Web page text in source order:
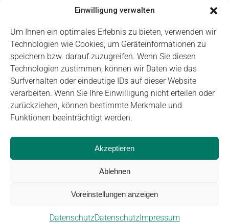
Einwilligung verwalten
Um Ihnen ein optimales Erlebnis zu bieten, verwenden wir
Technologien wie Cookies, um Geräteinformationen zu
speichern bzw. darauf zuzugreifen. Wenn Sie diesen
Technologien zustimmen, können wir Daten wie das
Surfverhalten oder eindeutige IDs auf dieser Website
verarbeiten. Wenn Sie Ihre Einwilligung nicht erteilen oder
zurückziehen, können bestimmte Merkmale und
Funktionen beeinträchtigt werden.
Akzeptieren
Ablehnen
Voreinstellungen anzeigen
DatenschutzDatenschutzImpressum
1 2 3
Impressum Datenschutz Login
© Carus Management GmbH